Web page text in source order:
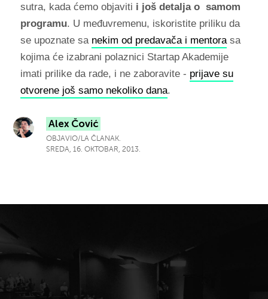
sutra, kada ćemo objaviti i još detalja o samom
programu. U međuvremenu, iskoristite priliku da
se upoznate sa nekim od predavača i mentorasa
kojima će izabrani polaznici Startap Akademije
imati prilike da rade, i ne zaboravite - prijave su
otvorene još samo nekoliko dana.
Alex Čović
OBJAVIO/LA ČLANAK.
SREDA, 16. OKTOBAR, 2013.